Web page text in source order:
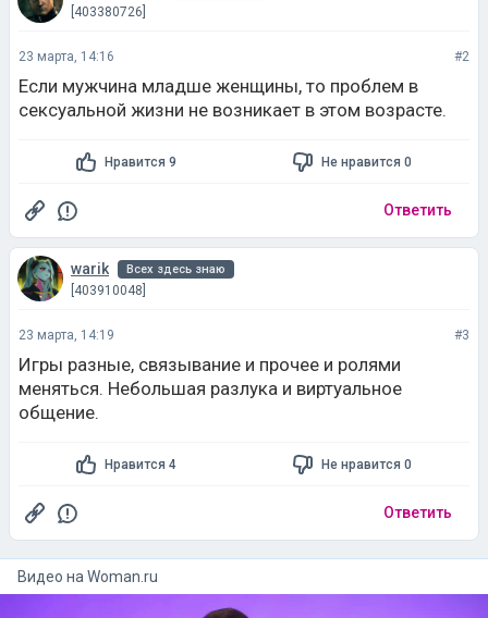
[403380726]
23 марта, 14:16 #2
Если мужчина младше женщины, то проблем в
сексуальной жизни не возникает в этом возрасте.
Нравится 9 Не нравится 0
Ответить
warik Всех здесь знаю
[403910048]
23 марта, 14:19 #3
Игры разные, связывание и прочее и ролями
меняться. Небольшая разлука и виртуальное
общение.
Нравится 4 Не нравится 0
Ответить
Видео на woman.ru